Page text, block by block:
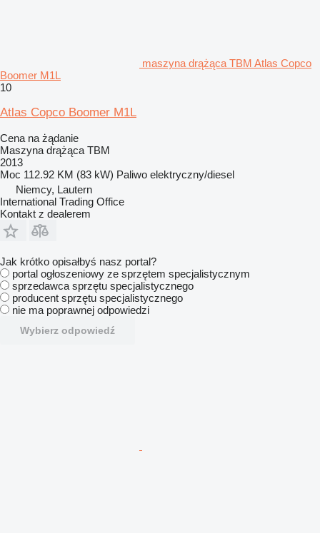
maszyna drążąca TBM Atlas Copco
Boomer M1L
10
Atlas Copco Boomer M1L
Cena na żądanie
Maszyna drążąca TBM
2013
Moc 112.92 KM (83 kW) Paliwo elektryczny/diesel
Niemcy, Lautern
International Trading Office
Kontakt z dealerem
Jak krótko opisałbyś nasz portal?
portal ogłoszeniowy ze sprzętem specjalistycznym
sprzedawca sprzętu specjalistycznego
producent sprzętu specjalistycznego
nie ma poprawnej odpowiedzi
Wybierz odpowiedź